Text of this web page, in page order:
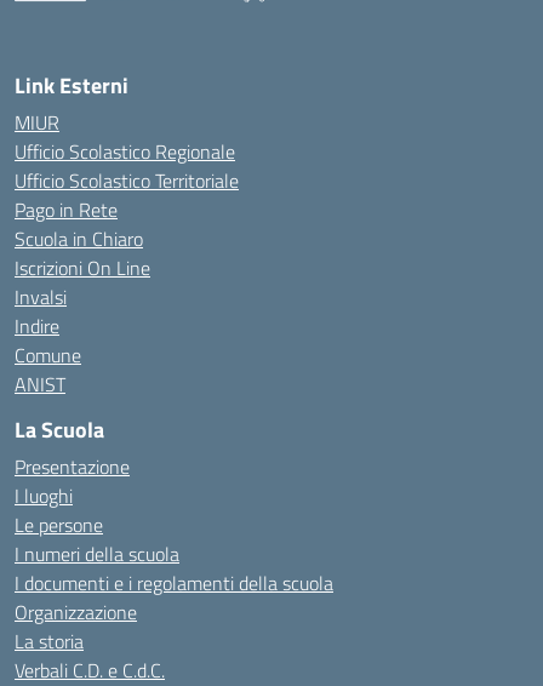
Link Esterni
MIUR
Ufficio Scolastico Regionale
Ufficio Scolastico Territoriale
Pago in Rete
Scuola in Chiaro
Iscrizioni On Line
Invalsi
Indire
Comune
ANIST
La Scuola
Presentazione
I luoghi
Le persone
I numeri della scuola
I documenti e i regolamenti della scuola
Organizzazione
La storia
Verbali C.D. e C.d.C.